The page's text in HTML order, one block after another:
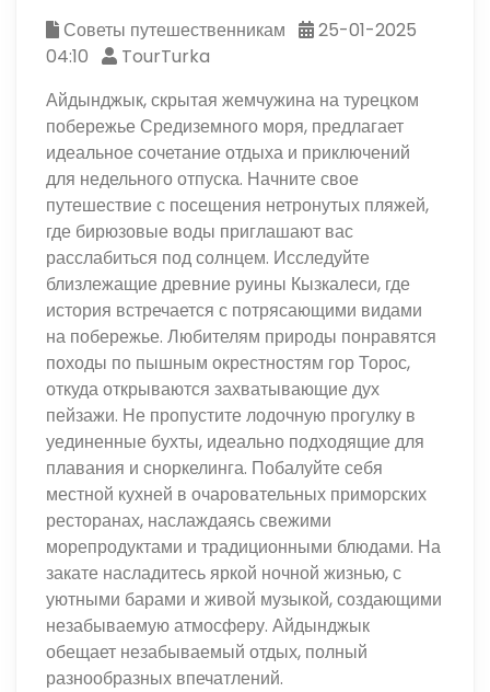
Советы путешественникам
25-01-2025
04:10
TourTurka
Айдынджык, скрытая жемчужина на турецком
побережье Средиземного моря, предлагает
идеальное сочетание отдыха и приключений
для недельного отпуска. Начните свое
путешествие с посещения нетронутых пляжей,
где бирюзовые воды приглашают вас
расслабиться под солнцем. Исследуйте
близлежащие древние руины Кызкалеси, где
история встречается с потрясающими видами
на побережье. Любителям природы понравятся
походы по пышным окрестностям гор Торос,
откуда открываются захватывающие дух
пейзажи. Не пропустите лодочную прогулку в
уединенные бухты, идеально подходящие для
плавания и сноркелинга. Побалуйте себя
местной кухней в очаровательных приморских
ресторанах, наслаждаясь свежими
морепродуктами и традиционными блюдами. На
закате насладитесь яркой ночной жизнью, с
уютными барами и живой музыкой, создающими
незабываемую атмосферу. Айдынджык
обещает незабываемый отдых, полный
разнообразных впечатлений.